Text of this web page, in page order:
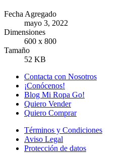
Fecha Agregado
mayo 3, 2022
Dimensiones
600 x 800
Tamaño
52 KB
Contacta con Nosotros
¡Conócenos!
Blog Mi Ropa Go!
Quiero Vender
Quiero Comprar
Términos y Condiciones
Aviso Legal
Protección de datos